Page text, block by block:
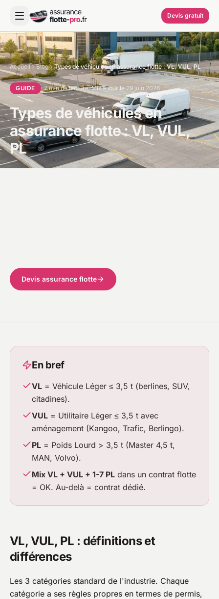
Devis gratuit
Accueil Blog Types de véhicules en assurance flotte : VL, VUL, PL
GUIDE · 7 min de lecture· Mis à jour le 29 juin 2026
Types de véhicules en
assurance flotte : VL, VUL,
PL
Devis assurance flotte
En bref
VL = Véhicule Léger ≤ 3,5 t (berlines, SUV,
citadines).
VUL = Utilitaire Léger ≤ 3,5 t avec
aménagement (Kangoo, Trafic, Berlingo).
PL = Poids Lourd > 3,5 t (Master 4,5 t,
MAN, Volvo).
Mix VL + VUL + 1-7 PL dans un contrat flotte
= OK. Au-delà = contrat dédié.
VL, VUL, PL : définitions et
différences
Les 3 catégories standard de l'industrie. Chaque
catégorie a ses règles propres en termes de permis,